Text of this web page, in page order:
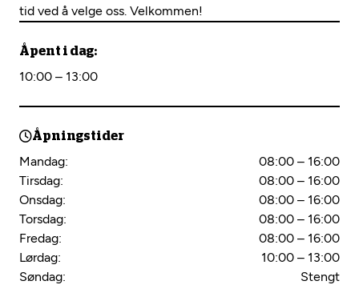
tid ved å velge oss. Velkommen!
Åpent i dag:
10:00 – 13:00
Åpningstider
Mandag:
08:00 – 16:00
Tirsdag:
08:00 – 16:00
Onsdag:
08:00 – 16:00
Torsdag:
08:00 – 16:00
Fredag:
08:00 – 16:00
Lørdag:
10:00 – 13:00
Søndag:
Stengt